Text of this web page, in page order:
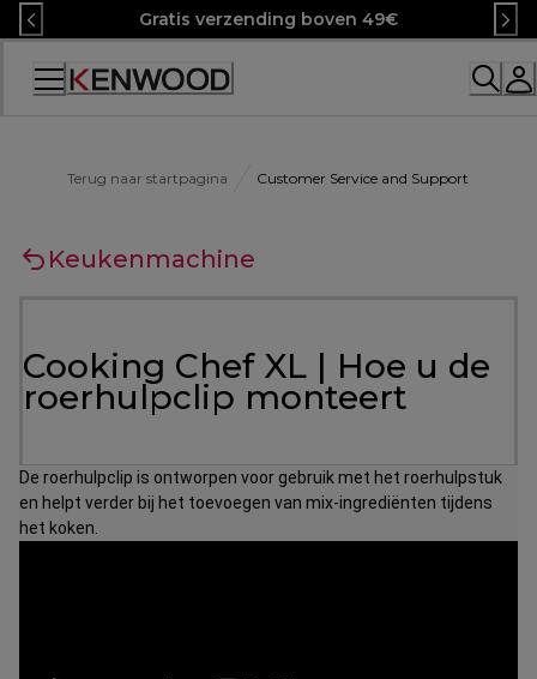
Skip
to
Content
Gratis verzending boven 49€
Terug naar startpagina Customer Service and Support
Keukenmachine
Cooking Chef XL | Hoe u de
roerhulpclip monteert
De roerhulpclip is ontworpen voor gebruik met het roerhulpstuk
en helpt verder bij het toevoegen van mix-ingrediënten tijdens
het koken.